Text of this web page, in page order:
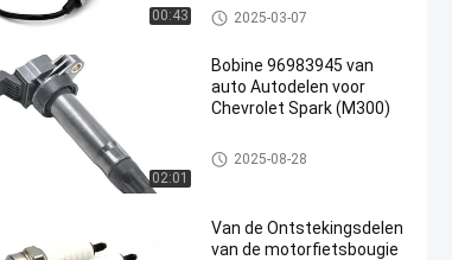
00:43 Autobougies
2025-03-07
02:01
Bobine 96983945 van
auto Autodelen voor
Chevrolet Spark (M300)
autobobine
2025-08-28
Van de Ontstekingsdelen
van de motorfietsbougie